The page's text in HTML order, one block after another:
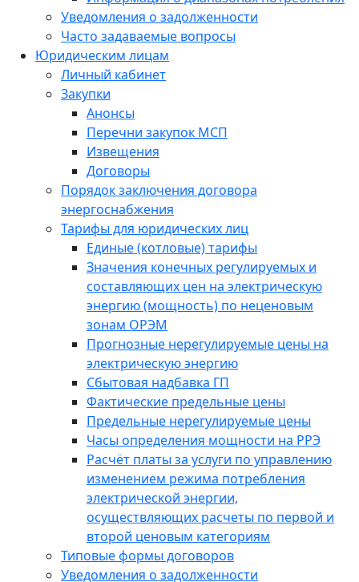
Уведомления о задолженности
Часто задаваемые вопросы
Юридическим лицам
Личный кабинет
Закупки
Анонсы
Перечни закупок МСП
Извещения
Договоры
Порядок заключения договора
энергоснабжения
Тарифы для юридических лиц
Единые (котловые) тарифы
Значения конечных регулируемых и
составляющих цен на электрическую
энергию (мощность) по неценовым
зонам ОРЭМ
Прогнозные нерегулируемые цены на
электрическую энергию
Сбытовая надбавка ГП
Фактические предельные цены
Предельные нерегулируемые цены
Часы определения мощности на РРЭ
Расчёт платы за услуги по управлению
изменением режима потребления
электрической энергии,
осуществляющих расчеты по первой и
второй ценовым категориям
Типовые формы договоров
Уведомления о задолженности